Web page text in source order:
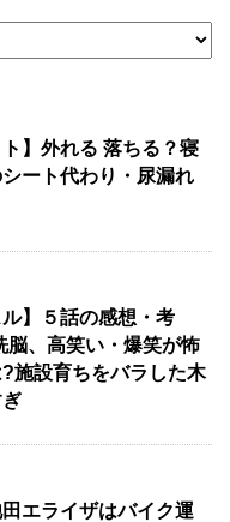
ト】外れる 落ちる？寝
ート代わり・尿漏れ
ル】５話の感想・考
脳、高笑い・爆笑が怖
施設育ちをバラした木
田エライザはバイク運